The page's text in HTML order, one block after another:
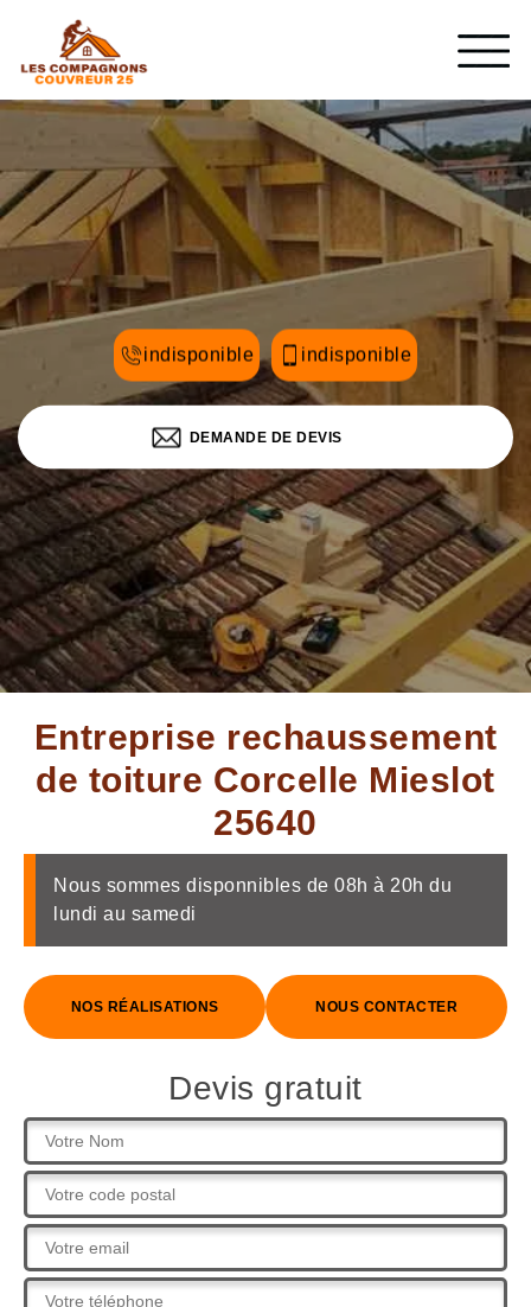
indisponible indisponible
DEMANDE DE DEVIS
Entreprise rechaussement
de toiture Corcelle Mieslot
25640
Nous sommes disponnibles de 08h à 20h du
lundi au samedi
NOS RÉALISATIONS NOUS CONTACTER
Devis gratuit